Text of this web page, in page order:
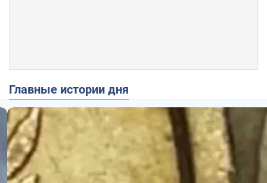
Главные истории дня